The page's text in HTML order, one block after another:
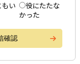
もい
役にたたな
かった